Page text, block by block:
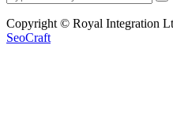
Copyright © Royal Integration
SeoCraft